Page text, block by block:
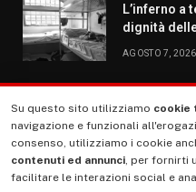
L’inferno a
dignità
AGOSTO 7, 2026
MENU
La Nostra Storia
Su questo sito utilizziamo cookie
navigazione e funzionali
consenso, utilizziamo i cookie
contenuti ed annunci, per fornirti
facilitare le interazioni social e